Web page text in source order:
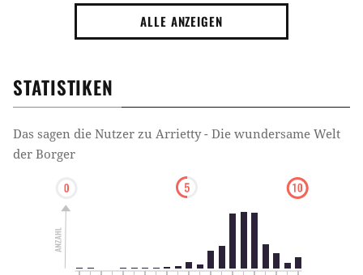
ALLE ANZEIGEN
STATISTIKEN
Das sagen die Nutzer zu Arrietty - Die wundersame Welt
der Borger